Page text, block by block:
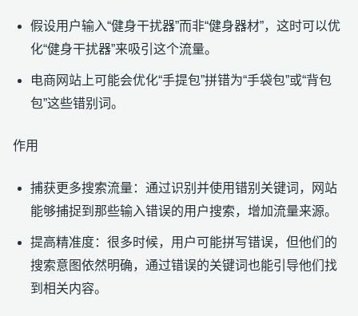
假设用户输入“健身干扰器”而非“健身器材”，这时可以优
化“健身干扰器”来吸引这个流量。
电商网站上可能会优化“手提包”拼错为“手袋包”或“背包
包”这些错别词。
作用
捕获更多搜索流量：通过识别并使用错别关键词，网站
能够捕捉到那些输入错误的用户搜索，增加流量来源。
提高精准度：很多时候，用户可能拼写错误，但他们的
搜索意图依然明确，通过错误的关键词也能引导他们找
到相关内容。